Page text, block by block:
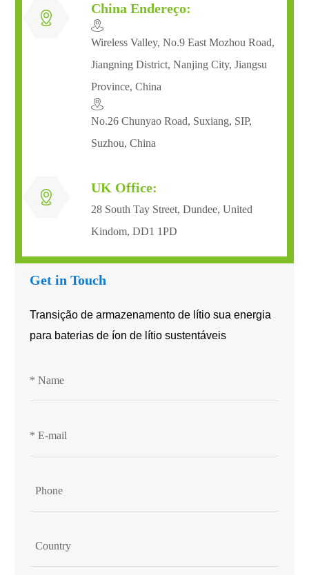

China Endereço:
​Wireless Valley, No.9 East Mozhou Road,
Jiangning District, Nanjing City, Jiangsu
Province, China
No.26 Chunyao Road, Suxiang, SIP,
Suzhou, China

UK Office:
28 South Tay Street, Dundee, United
Kindom, DD1 1PD
Get in Touch
Transição de armazenamento de lítio sua energia
para baterias de íon de lítio sustentáveis